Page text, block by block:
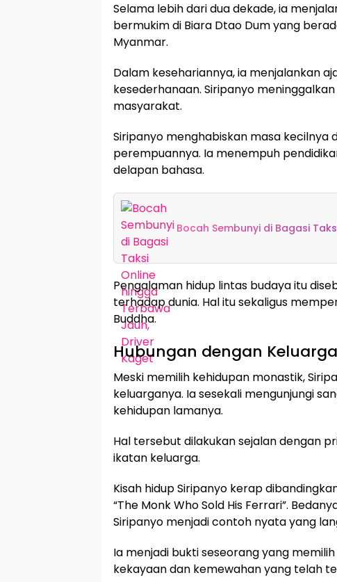
Selama lebih dari dua dekade, ia
bermukim di Biara Dtao Dum yang
Myanmar.
Dalam kesehariannya, ia menjalankan
kesederhanaan. Siripanyo
masyarakat.
Siripanyo menghabiskan masa kecilnya
perempuannya. Ia menempuh
delapan bahasa.
Bocah Sembunyi di Bagasi
Pengalaman hidup lintas budaya itu
terhadap dunia. Hal itu sekaligus
Buddha.
Hubungan dengan
Meski memilih kehidupan monastik,
keluarganya. Ia sesekali mengunjungi
kehidupan lamanya.
Hal tersebut dilakukan sejalan dengan
ikatan keluarga.
Kisah hidup Siripanyo kerap
“The Monk Who Sold His Ferrari”.
Siripanyo menjadi contoh nyata yang
Ia menjadi bukti seseorang yang
kekayaan dan kemewahan yang telah